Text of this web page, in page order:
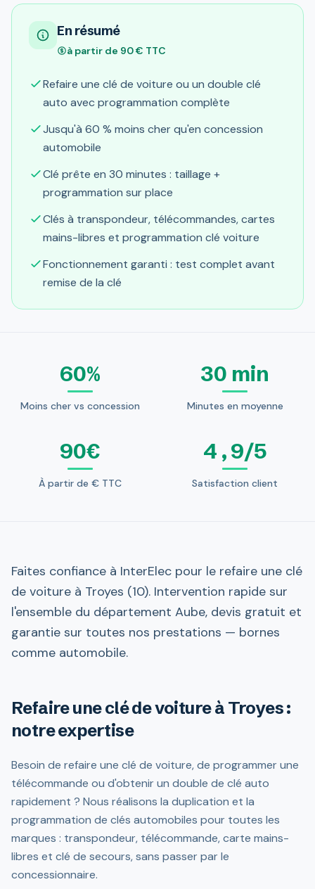
En résumé
à partir de 90 € TTC
Refaire une clé de voiture ou un double clé
auto avec programmation complète
Jusqu'à 60 % moins cher qu'en concession
automobile
Clé prête en 30 minutes : taillage +
programmation sur place
Clés à transpondeur, télécommandes, cartes
mains-libres et programmation clé voiture
Fonctionnement garanti : test complet avant
remise de la clé
60%
Moins cher vs concession
30 min
Minutes en moyenne
90€
À partir de € TTC
4,9/5
Satisfaction client
Faites confiance à InterElec pour le refaire une clé
de voiture à Troyes (10). Intervention rapide sur
l'ensemble du département Aube, devis gratuit et
garantie sur toutes nos prestations — bornes
comme automobile.
Refaire une clé de voiture à Troyes :
notre expertise
Besoin de refaire une clé de voiture, de programmer une
télécommande ou d'obtenir un double de clé auto
rapidement ? Nous réalisons la duplication et la
programmation de clés automobiles pour toutes les
marques : transpondeur, télécommande, carte mains-
libres et clé de secours, sans passer par le
concessionnaire.